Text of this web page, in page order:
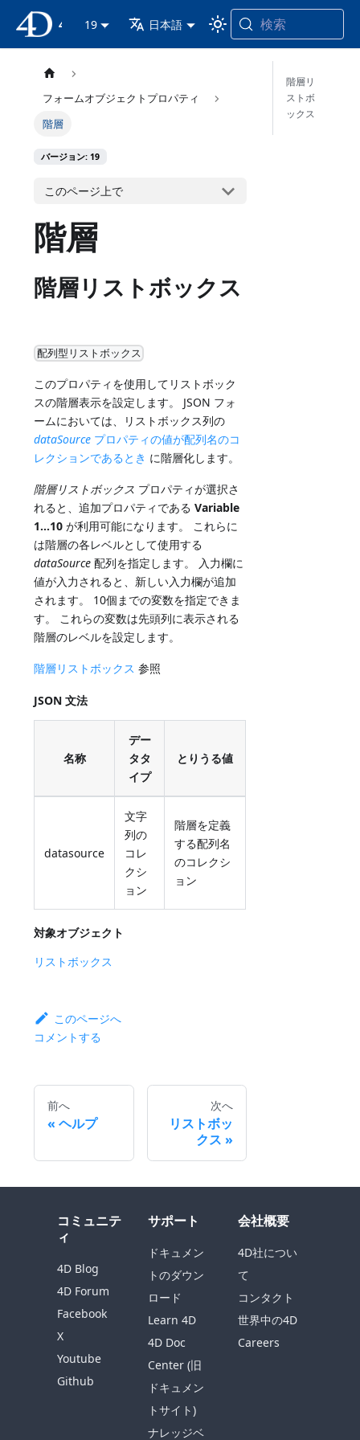
19 日本語 検索
フォームオブジェクトプロパティ
階層
バージョン: 19
このページ上で
階層
階層リストボックス
配列型リストボックス
このプロパティを使用してリストボック
スの階層表示を設定します。 JSON フォ
ームにおいては、リストボックス列の
dataSource プロパティの値が配列名のコ
レクションであるとき に階層化します。
階層リストボックス プロパティが選択さ
れると、追加プロパティであるVariable
1...10 が利用可能になります。 これらに
は階層の各レベルとして使用する
dataSource 配列を指定します。 入力欄に
値が入力されると、新しい入力欄が追加
されます。 10個までの変数を指定できま
す。 これらの変数は先頭列に表示される
階層のレベルを設定します。
階層リストボックス 参照
JSON 文法
名称
デー
タタ
イプ
とりうる値
datasource
文字
列の
コレ
クシ
ョン
階層を定義
する配列名
のコレクシ
ョン
対象オブジェクト
リストボックス
このページへ
コメントする
前へ
ヘルプ
次へ
リストボッ
クス
階層リ
ストボ
ックス
コミュニテ
ィ
4D Blog
4D Forum
Facebook
X
Youtube
Github
サポート
ドキュメン
トのダウン
ロード
Learn 4D
4D Doc
Center (旧
ドキュメン
トサイト)
ナレッジベ
会社概要
4D社につい
て
コンタクト
世界中の4D
Careers